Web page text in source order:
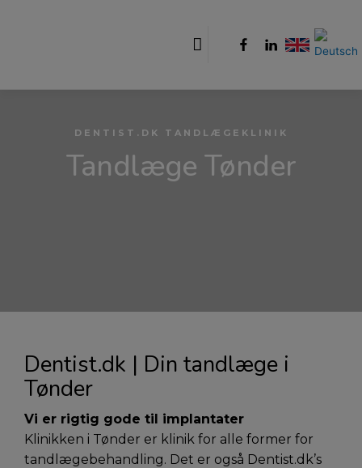
DENTIST.DK TANDLÆGEKLINIK
Tandlæge Tønder
Dentist.dk | Din tandlæge i
Tønder
Vi er rigtig gode til implantater
Klinikken i Tønder er klinik for alle former for
tandlægebehandling. Det er også Dentist.dk’s